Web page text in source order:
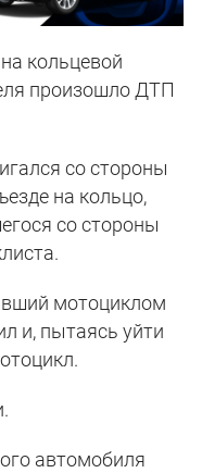
кольцевой
произошло ДТП
со стороны
на кольцо,
со стороны
мотоциклом
и, пытаясь уйти
автомобиля